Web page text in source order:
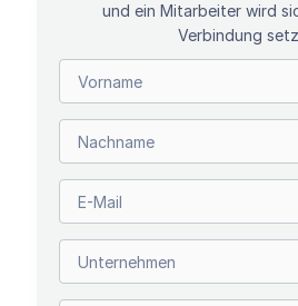
und ein Mitarbeiter wird
Verbindung